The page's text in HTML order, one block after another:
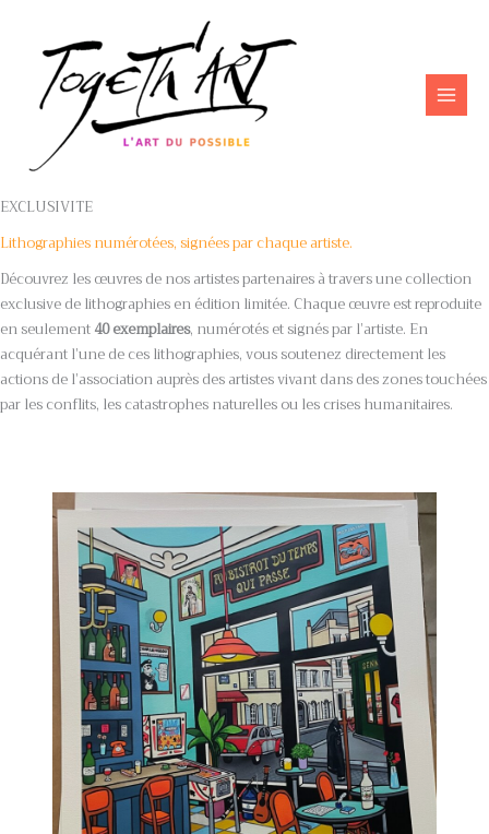
contenu
EXCLUSIVITE
Lithographies numérotées, signées par chaque artiste.
Découvrez les œuvres de nos artistes partenaires à travers une collection
exclusive de lithographies en édition limitée. Chaque œuvre est reproduite
en seulement40 exemplaires, numérotés et signés par l’artiste. En
acquérant l’une de ces lithographies, vous soutenez directement les
actions de l’association auprès des artistes vivant dans des zones touchées
par les conflits, les catastrophes naturelles ou les crises humanitaires.